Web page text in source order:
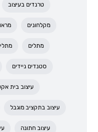
טרנדים בעיצוב
מקלחונים
מתלים
סטנדים ניידים
עיצוב בית
עיצוב בתקציב מוגבל
עיצוב חתונה